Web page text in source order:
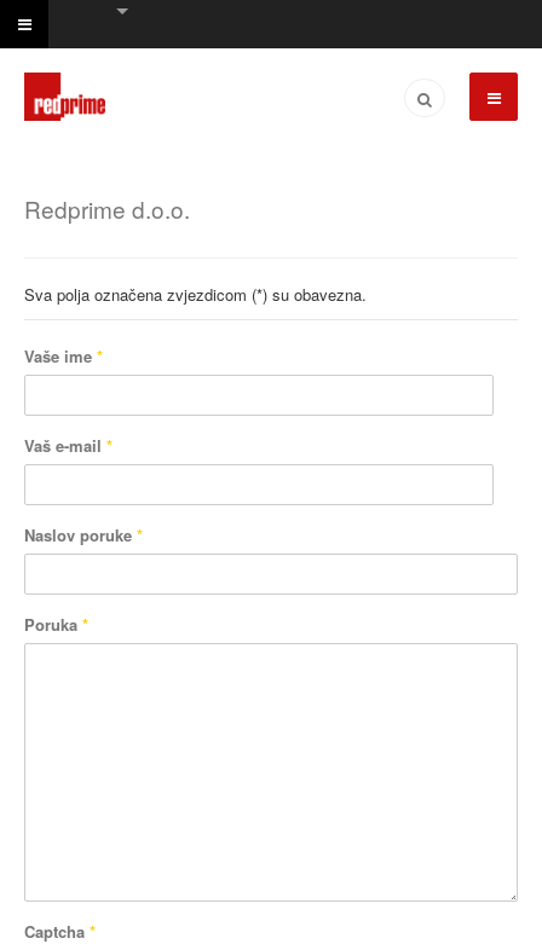
Redprime d.o.o.
Sva polja označena zvjezdicom (*) su obavezna.
Vaše ime *
Vaš e-mail *
Naslov poruke *
Poruka *
Captcha *